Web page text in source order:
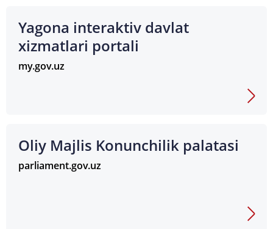
Yagona interaktiv davlat
xizmatlari portali
my.gov.uz
Oliy Majlis Konunchilik palatasi
parliament.gov.uz